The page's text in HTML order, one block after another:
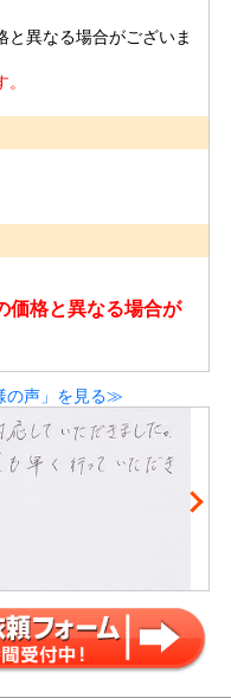
異なる場合がございま
価格と異なる場合が
の声」を見る≫